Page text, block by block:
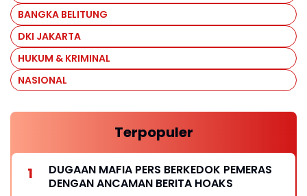
BANGKA BELITUNG
DKI JAKARTA
HUKUM & KRIMINAL
NASIONAL
Terpopuler
DUGAAN MAFIA PERS BERKEDOK PEMERAS
DENGAN ANCAMAN BERITA HOAKS